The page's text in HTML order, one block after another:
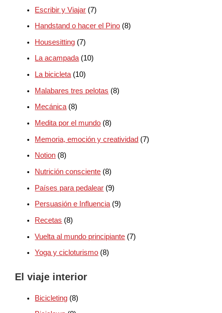
Escribir y Viajar (7)
Handstand o hacer el Pino (8)
Housesitting (7)
La acampada(10)
La bicicleta (10)
Malabares tres pelotas (8)
Mecánica(8)
Medita por el mundo (8)
Memoria, emoción y creatividad (7)
Notion (8)
Nutrición consciente (8)
Países para pedalear (9)
Persuasión e Influencia(9)
Recetas (8)
Vuelta al mundo principiante (7)
Yoga y cicloturismo (8)
El viaje interior
Bicicleting (8)